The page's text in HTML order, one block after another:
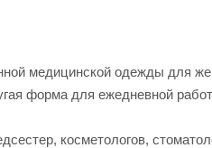
медицинской одежды для
форма для ежедневной
косметологов,